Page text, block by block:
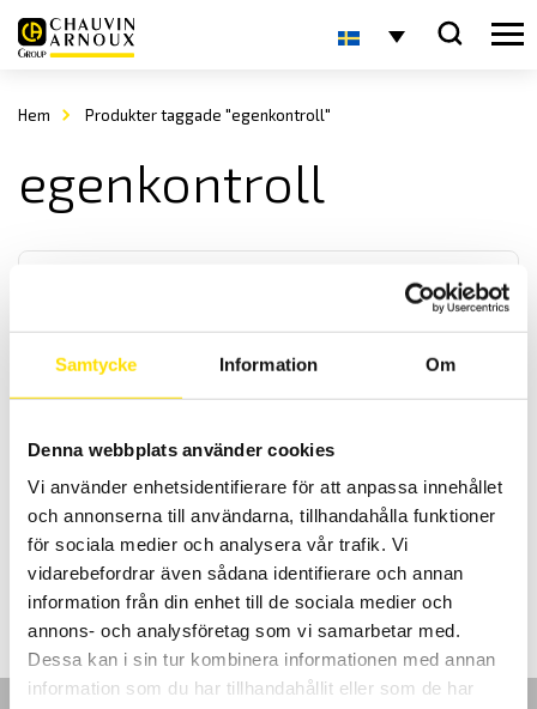
Samtycke Information Om
Denna webbplats använder cookies
Vi använder enhetsidentifierare för att anpassa innehållet
och annonserna till användarna, tillhandahålla funktioner
för sociala medier och analysera vår trafik. Vi
vidarebefordrar även sådana identifierare och annan
information från din enhet till de sociala medier och
annons- och analysföretag som vi samarbetar med.
Dessa kan i sin tur kombinera informationen med annan
information som du har tillhandahållit eller som de har
Hem Produkter taggade "egenkontroll"
egenkontroll
undermenyer för enkel användning med automatisk testsekvens
8,395.00kr –10,990.00krPrisintervall:
8,395.00 kr
10,990.00 kr
LÄS MER